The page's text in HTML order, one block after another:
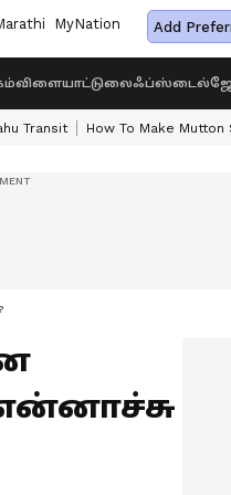
MyNation Add
விளையாட்டுலைஃப்ஸ்டைல்
Transit How To Make Mutton